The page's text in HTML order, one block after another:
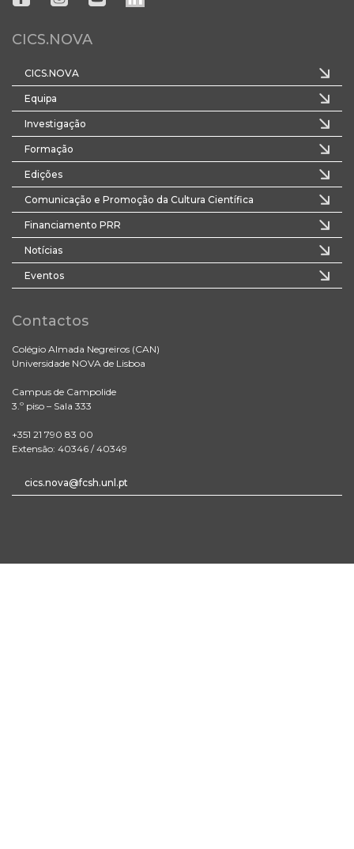
CICS.NOVA
CICS.NOVA
Equipa
Investigação
Formação
Edições
Comunicação e Promoção da Cultura Científica
Financiamento PRR
Notícias
Eventos
Contactos
Colégio Almada Negreiros (CAN)
Universidade NOVA de Lisboa
Campus de Campolide
3.º piso – Sala 333
+351 21 790 83 00
Extensão: 40346 / 40349
cics.nova@fcsh.unl.pt